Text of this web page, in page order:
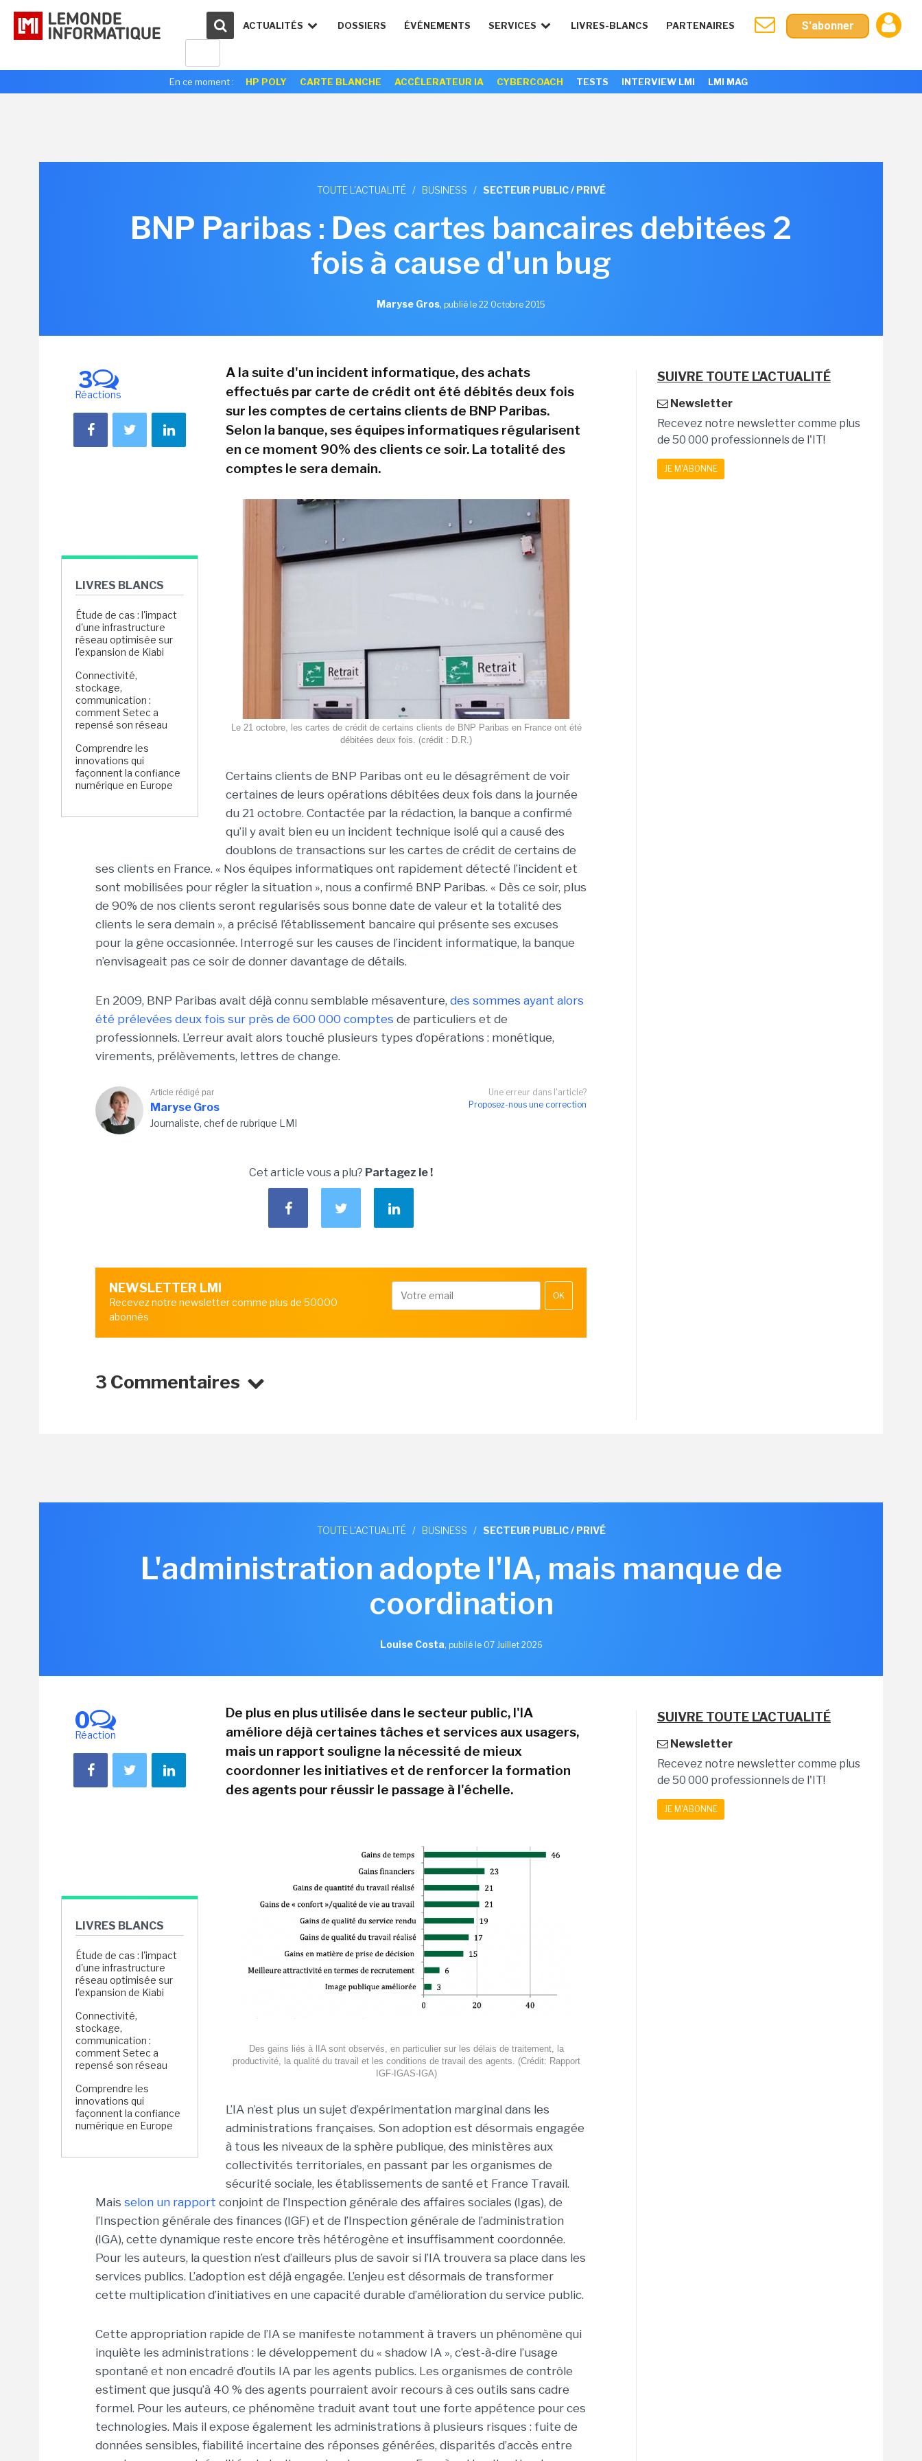
ACTUALITÉS DOSSIERS ÉVÉNEMENTS SERVICES LIVRES-BLANCS PARTENAIRES S'abonner
En ce moment : HP POLY CARTE BLANCHE ACCÉLERATEUR IA CYBERCOACH TESTS INTERVIEW LMI LMI MAG
TOUTE L'ACTUALITÉ / BUSINESS / SECTEUR PUBLIC / PRIVÉ
BNP Paribas : Des cartes bancaires debitées 2
fois à cause d'un bug
Maryse Gros, publié le 22 Octobre 2015
3
Réactions
LIVRES BLANCS
Étude de cas : l'impact
d'une infrastructure
réseau optimisée sur
l'expansion de Kiabi
Connectivité,
stockage,
communication :
comment Setec a
repensé son réseau
Comprendre les
innovations qui
façonnent la confiance
numérique en Europe
A la suite d'un incident informatique, des achats
effectués par carte de crédit ont été débités deux fois
sur les comptes de certains clients de BNP Paribas.
Selon la banque, ses équipes informatiques régularisent
en ce moment 90% des clients ce soir. La totalité des
comptes le sera demain.
Le 21 octobre, les cartes de crédit de certains clients de BNP Paribas en France ont été
débitées deux fois. (crédit : D.R.)
Certains clients de BNP Paribas ont eu le désagrément de voir
certaines de leurs opérations débitées deux fois dans la journée
du 21 octobre. Contactée par la rédaction, la banque a confirmé
qu’il y avait bien eu un incident technique isolé qui a causé des
doublons de transactions sur les cartes de crédit de certains de
ses clients en France. « Nos équipes informatiques ont rapidement détecté l’incident et
sont mobilisées pour régler la situation », nous a confirmé BNP Paribas. « Dès ce soir, plus
de 90% de nos clients seront regularisés sous bonne date de valeur et la totalité des
clients le sera demain », a précisé l’établissement bancaire qui présente ses excuses
pour la gêne occasionnée. Interrogé sur les causes de l’incident informatique, la banque
n’envisageait pas ce soir de donner davantage de détails.
En 2009, BNP Paribas avait déjà connu semblable mésaventure, des sommes ayant alors
été prélevées deux fois sur près de 600 000 comptes de particuliers et de
professionnels. L’erreur avait alors touché plusieurs types d’opérations : monétique,
virements, prélèvements, lettres de change.
Une erreur dans l'article?
Proposez-nous une correction
Article rédigé par
Maryse Gros
Journaliste, chef de rubrique LMI
Cet article vous a plu? Partagez le !
NEWSLETTER LMI
Recevez notre newsletter comme plus de 50000
abonnés
OK
3 Commentaires
SUIVRE TOUTE L'ACTUALITÉ
Newsletter
Recevez notre newsletter comme plus
de 50 000 professionnels de l'IT!
JE M'ABONNE
TOUTE L'ACTUALITÉ / BUSINESS / SECTEUR PUBLIC / PRIVÉ
L'administration adopte l'IA, mais manque de
coordination
Louise Costa, publié le 07 Juillet 2026
0
Réaction
LIVRES BLANCS
Étude de cas : l'impact
d'une infrastructure
réseau optimisée sur
l'expansion de Kiabi
Connectivité,
stockage,
communication :
comment Setec a
repensé son réseau
Comprendre les
innovations qui
façonnent la confiance
numérique en Europe
De plus en plus utilisée dans le secteur public, l'IA
améliore déjà certaines tâches et services aux usagers,
mais un rapport souligne la nécessité de mieux
coordonner les initiatives et de renforcer la formation
des agents pour réussir le passage à l'échelle.
Des gains liés à lIA sont observés, en particulier sur les délais de traitement, la
productivité, la qualité du travail et les conditions de travail des agents. (Crédit: Rapport
IGF-IGAS-IGA)
L’IA n’est plus un sujet d’expérimentation marginal dans les
administrations françaises. Son adoption est désormais engagée
à tous les niveaux de la sphère publique, des ministères aux
collectivités territoriales, en passant par les organismes de
sécurité sociale, les établissements de santé et France Travail.
Mais selon un rapport conjoint de l’Inspection générale des affaires sociales (Igas), de
l’Inspection générale des finances (IGF) et de l’Inspection générale de l’administration
(IGA), cette dynamique reste encore très hétérogène et insuffisamment coordonnée.
Pour les auteurs, la question n’est d’ailleurs plus de savoir si l’IA trouvera sa place dans les
services publics. L’adoption est déjà engagée. L’enjeu est désormais de transformer
cette multiplication d’initiatives en une capacité durable d’amélioration du service public.
Cette appropriation rapide de l’IA se manifeste notamment à travers un phénomène qui
inquiète les administrations : le développement du « shadow IA », c’est-à-dire l’usage
spontané et non encadré d’outils IA par les agents publics. Les organismes de contrôle
estiment que jusqu’à 40 % des agents pourraient avoir recours à ces outils sans cadre
formel. Pour les auteurs, ce phénomène traduit avant tout une forte appétence pour ces
technologies. Mais il expose également les administrations à plusieurs risques : fuite de
données sensibles, fiabilité incertaine des réponses générées, disparités d’accès entre
SUIVRE TOUTE L'ACTUALITÉ
Newsletter
Recevez notre newsletter comme plus
de 50 000 professionnels de l'IT!
JE M'ABONNE